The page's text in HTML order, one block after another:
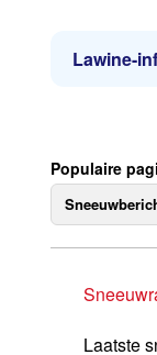
Lawine-
Populaire
Laatste